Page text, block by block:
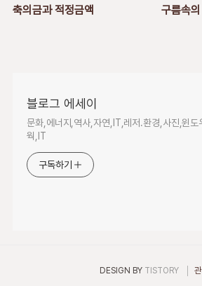
축의금과 적정금액 구름속
블로그 에세이
문화,에너지,역사,자연,IT,레저.환경,사진,윈도
웍,IT
구독하기
DESIGN BY TISTORY